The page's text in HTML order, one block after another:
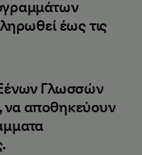
έως τις
Γλωσσών
αποθηκεύουν